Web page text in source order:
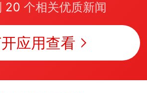
20 个相关优质新闻
应用查看